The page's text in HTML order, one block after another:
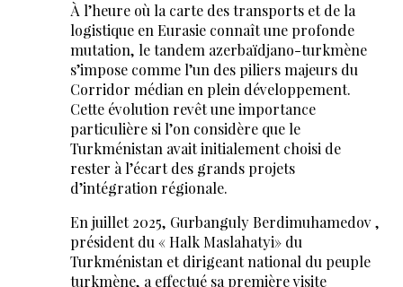
À l’heure où la carte des transports et de la
logistique en Eurasie connaît une profonde
mutation, le tandem azerbaïdjano-turkmène
s’impose comme l’un des piliers majeurs du
Corridor médian en plein développement.
Cette évolution revêt une importance
particulière si l’on considère que le
Turkménistan avait initialement choisi de
rester à l’écart des grands projets
d’intégration régionale.
En juillet 2025, Gurbanguly Berdimuhamedov ,
président du « Halk Maslahatyi» du
Turkménistan et dirigeant national du peuple
turkmène, a effectué sa première visite